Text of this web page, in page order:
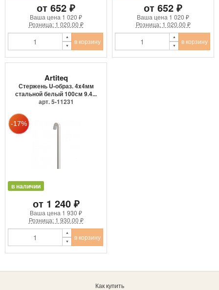
от 652 ₽
Ваша цена 1 020 ₽
Розница: 1 020.00 ₽
в корзину
от 652 ₽
Ваша цена 1 020 ₽
Розница: 1 020.00 ₽
в корзину
Artiteq
Стержень U-образ. 4x4мм
стальной белый 100см 9.4...
арт. 5-11231
в наличии
от 1 240 ₽
Ваша цена 1 930 ₽
Розница: 1 930.00 ₽
в корзину
Как купить